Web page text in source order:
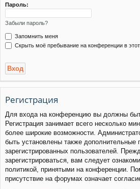
Пароль:
Забыли пароль?
Запомнить меня
Скрыть моё пребывание на конференции в
Регистрация
Для входа на конференцию вы должны
Регистрация занимает всего несколько
более широкие возможности.
быть установлены также дополнительные
зарегистрированных пользователей.
зарегистрироваться, вам следует
политикой, принятыми на конференции.
присутствие на форумах означает